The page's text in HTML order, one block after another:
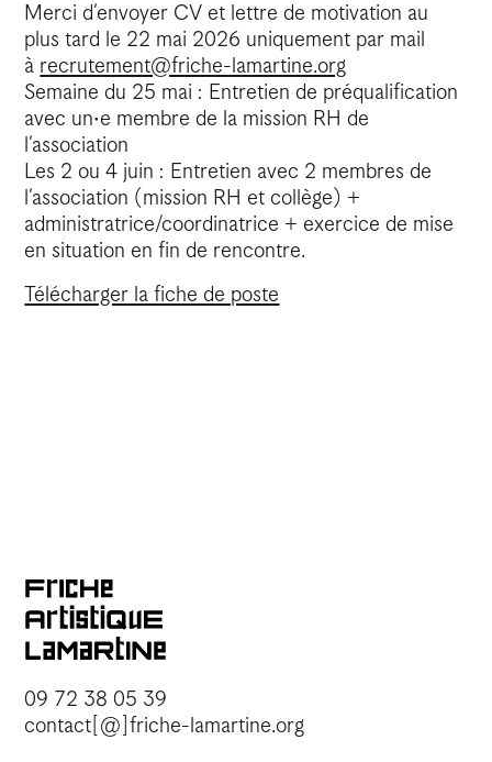
Merci d’envoyer CV et lettre de motivation au
plus tard le 22 mai 2026 uniquement par mail
à recrutement@friche-lamartine.org
Semaine du 25 mai : Entretien de préqualification
avec un·e membre de la mission RH de
l’association
Les 2 ou 4 juin : Entretien avec 2 membres de
l’association (mission RH et collège) +
administratrice/coordinatrice + exercice de mise
en situation en fin de rencontre.
Télécharger la fiche de poste
09 72 38 05 39
contact[@]friche-lamartine.org